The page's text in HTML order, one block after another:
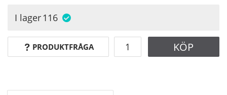
I lager 116
PRODUKTFRÅGA KÖP